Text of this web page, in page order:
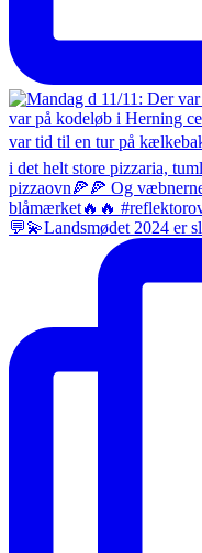
💬💫Landsmødet 2024 er